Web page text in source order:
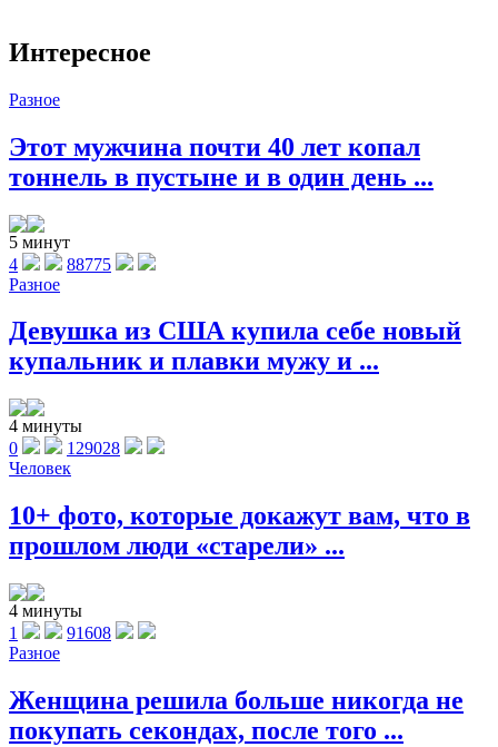
Интересное
Разное
Этот мужчина почти 40 лет копал
тоннель в пустыне и в один день ...
5 минут
4
88775
Разное
Девушка из США купила себе новый
купальник и плавки мужу и ...
4 минуты
0
129028
Человек
10+ фото, которые докажут вам, что в
прошлом люди «старели» ...
4 минуты
1
91608
Разное
Женщина решила больше никогда не
покупать секондах, после того ...